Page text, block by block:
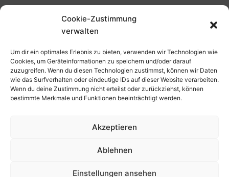
Cookie-Zustimmung
verwalten
Um dir ein optimales Erlebnis zu bieten, verwenden wir Technologien wie
Cookies, um Geräteinformationen zu speichern und/oder darauf
zuzugreifen. Wenn du diesen Technologien zustimmst, können wir Daten
wie das Surfverhalten oder eindeutige IDs auf dieser Website verarbeiten.
Wenn du deine Zustimmung nicht erteilst oder zurückziehst, können
bestimmte Merkmale und Funktionen beeinträchtigt werden.
Akzeptieren
Ablehnen
Einstellungen ansehen
*Werbehinweis für Links mit Hinweis "Amazon-Werbelink(s)",
"Amazon-Suche" und/oder mit Sternchen (*): Das sind Affiliate-
Link. Wenn Du auf der verlinkten Website etwas kaufst, erhalte
Aufschlag – und unterstützt diese Seite. Als Amazon-Partner
verdiene ich an qualifizierten Verkäufen. Dies gilt auch für
Klicks/Tipps auf Produktbilder, die mit einer Händler-Seite wie
Amazon verlinkt sind.
Impressum
Datenschutzerklärung
Kontakt, Folgen & Über